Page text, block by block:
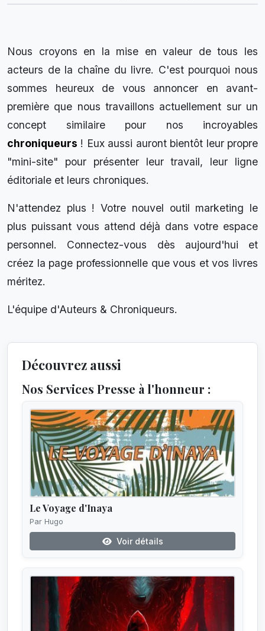
Nous croyons en la mise en valeur de tous les
acteurs de la chaîne du livre. C'est pourquoi nous
sommes heureux de vous annoncer en avant-
première que nous travaillons actuellement sur un
concept similaire pour nos incroyables
chroniqueurs ! Eux aussi auront bientôt leur propre
"mini-site" pour présenter leur travail, leur ligne
éditoriale et leurs chroniques.
N'attendez plus ! Votre nouvel outil marketing le
plus puissant vous attend déjà dans votre espace
personnel. Connectez-vous dès aujourd'hui et
créez la page professionnelle que vous et vos livres
méritez.
L'équipe d'Auteurs & Chroniqueurs.
Découvrez aussi
Nos Services Presse à l'honneur :
Le Voyage d'Inaya
Par Hugo
Voir détails